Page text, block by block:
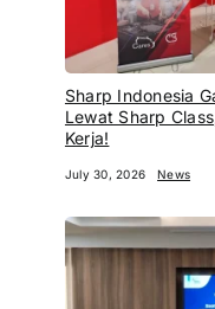
Sharp Indonesia
Lewat Sharp
Kerja!
July 30, 2026 News